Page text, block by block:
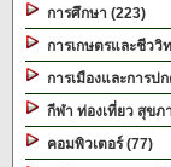
การศึกษา (223)
การเกษตรและชีววิ
การเมืองและการป
กีฬา ท่องเที่ยว สุขภ
คอมพิวเตอร์ (77)